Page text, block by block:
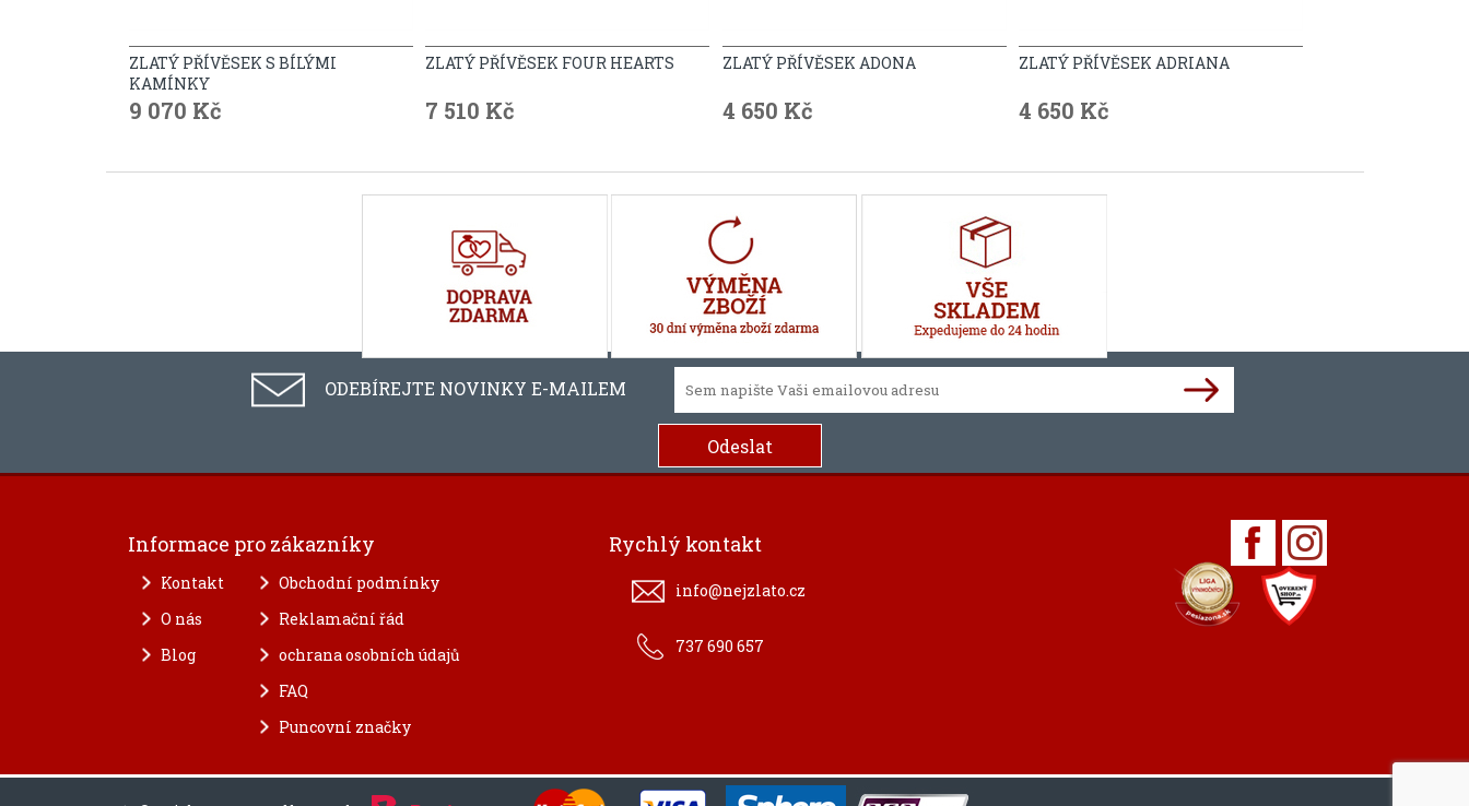
ZLATÝ PŘÍVĚSEK S BÍLÝMI
KAMÍNKY
9 070 Kč
ZLATÝ PŘÍVĚSEK FOUR HEARTS
7 510 Kč
ZLATÝ PŘÍVĚSEK ADONA
4 650 Kč
ZLATÝ PŘÍVĚSEK ADRIANA
4 650 Kč
ODEBÍREJTE NOVINKY E-MAILEM
Informace pro zákazníky
Kontakt
O nás
Blog
Obchodní podmínky
Reklamační řád
ochrana osobních údajů
FAQ
Puncovní značky
Rychlý kontakt
info@nejzlato.cz
737 690 657